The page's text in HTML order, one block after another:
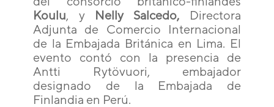
Koulu, y Nelly Salcedo,
Directora
Adjunta de Comercio Internacional
de la Embajada Británica en Lima. El
evento contó con la presencia de
Antti Rytövuori, embajador
designado de la Embajada de
Finlandia en Perú.